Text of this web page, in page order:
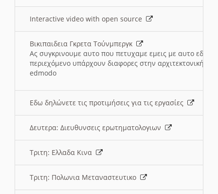
Interactive video with open source
Βικιπαιδεια Γκρετα Τούνμπεργκ
Ας συγκρινουμε αυτο που πετυχαμε εμεις με αυτο εδω
περιεχόμενο υπάρχουν διαφορες στην αρχιτεκτονική
edmodo
Εδω δηλώνετε τις προτιμήσεις για τις εργασίες
Δευτερα: Διευθυνσεις ερωτηματολογιων
Τριτη: Ελλαδα Κινα
Τριτη: Πολωνια Μεταναστευτικο